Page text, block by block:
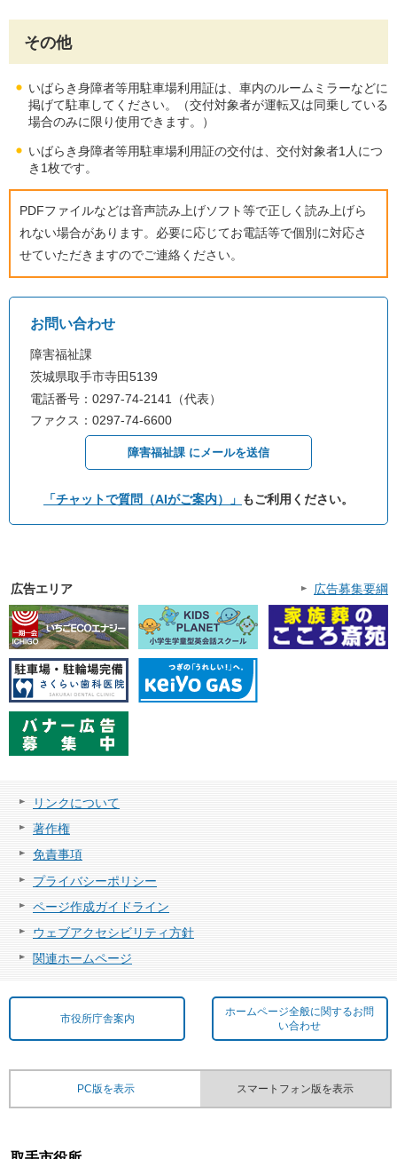
その他
いばらき身障者等用駐車場利用証は、車内のルームミラーなどに
掲げて駐車してください。（交付対象者が運転又は同乗している
場合のみに限り使用できます。）
いばらき身障者等用駐車場利用証の交付は、交付対象者1人につ
き1枚です。
PDFファイルなどは音声読み上げソフト等で正しく読み上げら
れない場合があります。必要に応じてお電話等で個別に対応さ
せていただきますのでご連絡ください。
お問い合わせ
障害福祉課
茨城県取手市寺田5139
電話番号：0297-74-2141（代表）
ファクス：0297-74-6600
障害福祉課 にメールを送信
「チャットで質問（AIがご案内）」 もご利用ください。
広告エリア 広告募集要綱
リンクについて
著作権
免責事項
プライバシーポリシー
ページ作成ガイドライン
ウェブアクセシビリティ方針
関連ホームページ
市役所庁舎案内
ホームページ全般に関するお問
い合わせ
PC版を表示 スマートフォン版を表示